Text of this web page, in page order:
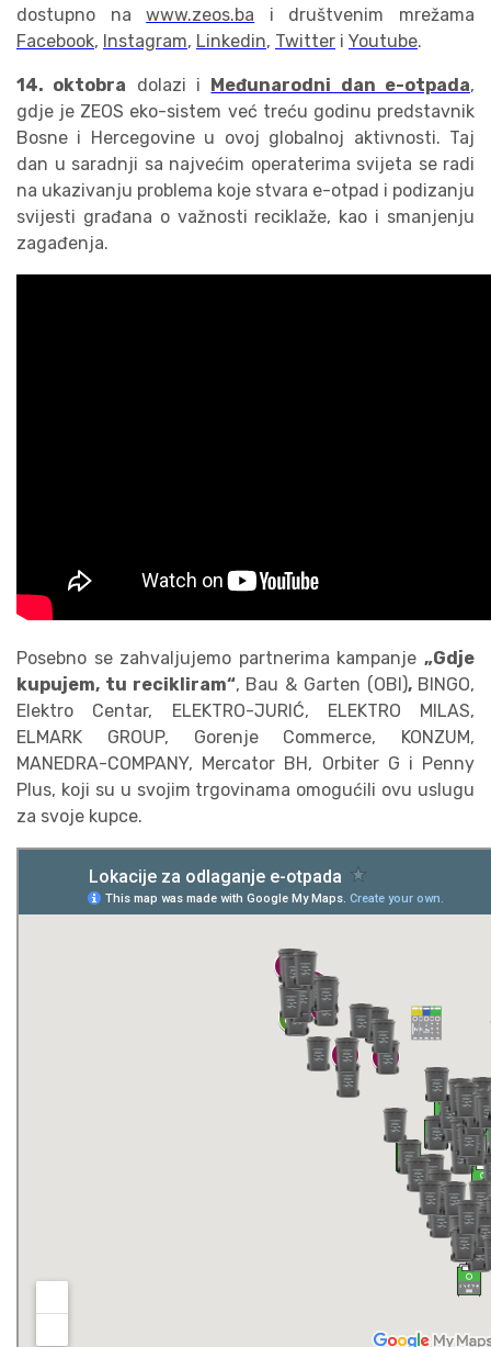
dostupno nawww.zeos.ba i društvenim mrežama
Facebook, Instagram, Linkedin, Twitter i Youtube.
14. oktobra dolazi i Međunarodni dan e-otpada,
gdje je ZEOS eko-sistem već treću godinu predstavnik
Bosne i Hercegovine u ovoj globalnoj aktivnosti. Taj
dan u saradnji sa najvećim operaterima svijeta se radi
na ukazivanju problema koje stvara e-otpad i podizanju
svijesti građana o važnosti reciklaže, kao i smanjenju
zagađenja.
Posebno se zahvaljujemo partnerima kampanje „Gdje
kupujem, tu recikliram“, Bau & Garten (OBI), BINGO,
Elektro Centar, ELEKTRO-JURIĆ, ELEKTRO MILAS,
ELMARK GROUP, Gorenje Commerce, KONZUM,
MANEDRA-COMPANY, Mercator BH, Orbiter G i Penny
Plus, koji su u svojim trgovinama omogućili ovu uslugu
za svoje kupce.